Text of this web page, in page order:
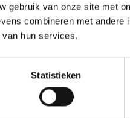
gebruik van onze site met
combineren met andere
hun services.
Statistieken
cardio-oefeningen
te verbeteren en
ook debeste compound